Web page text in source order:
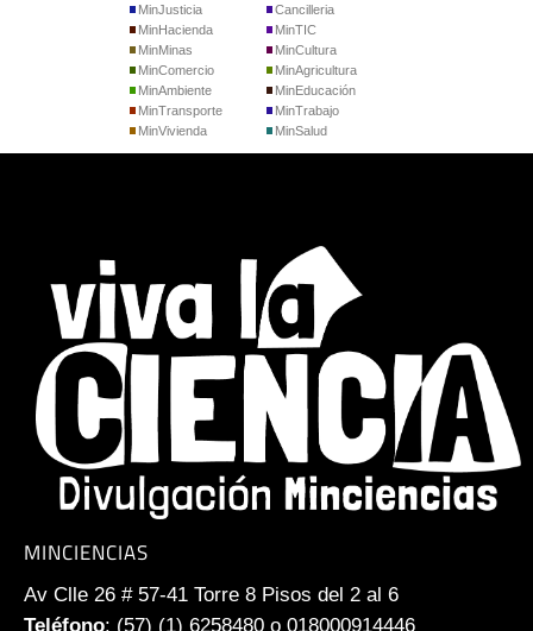
MinJusticia
Cancilleria
MinHacienda
MinMinas
MinComercio
MinTIC
MinCultura
MinAgricultura
MinAmbiente
MinTransporte
MinVivienda
MinEducación
MinTrabajo
MinSalud
MINCIENCIAS
Av Clle 26 # 57-41 Torre 8 Pisos del 2 al 6
Teléfono: (57) (1) 6258480 o 018000914446